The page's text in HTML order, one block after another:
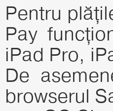
Pentru
Pay
iPad Pro,
De
browserul